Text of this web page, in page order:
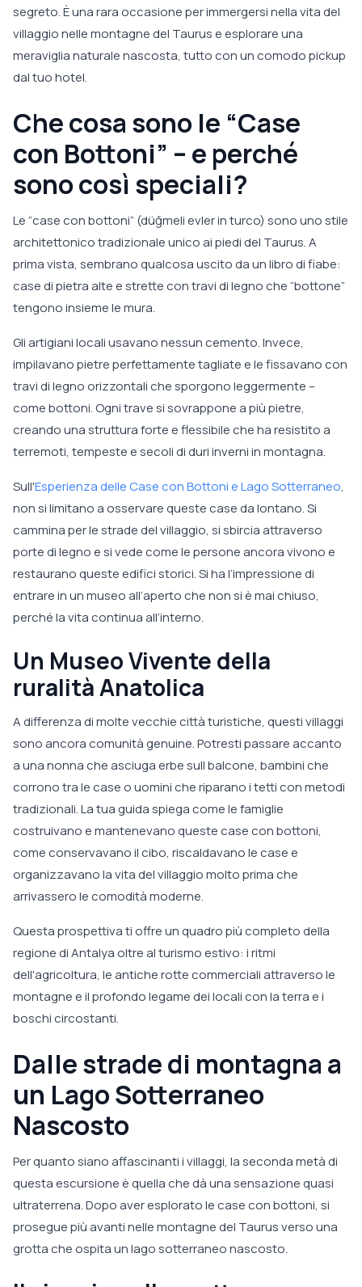
segreto. È una rara occasione per immergersi nella vita del
villaggio nelle montagne del Taurus e esplorare una
meraviglia naturale nascosta, tutto con un comodo pickup
dal tuo hotel.
Che cosa sono le “Case
con Bottoni” – e perché
sono così speciali?
Le “case con bottoni” (düğmeli evler in turco) sono uno stile
architettonico tradizionale unico ai piedi del Taurus. A
prima vista, sembrano qualcosa uscito da un libro di fiabe:
case di pietra alte e strette con travi di legno che “bottone”
tengono insieme le mura.
Gli artigiani locali usavano nessun cemento. Invece,
impilavano pietre perfettamente tagliate e le fissavano con
travi di legno orizzontali che sporgono leggermente –
come bottoni. Ogni trave si sovrappone a più pietre,
creando una struttura forte e flessibile che ha resistito a
terremoti, tempeste e secoli di duri inverni in montagna.
Sull'Esperienza delle Case con Bottoni e Lago Sotterraneo,
non si limitano a osservare queste case da lontano. Si
cammina per le strade del villaggio, si sbircia attraverso
porte di legno e si vede come le persone ancora vivono e
restaurano queste edifici storici. Si ha l’impressione di
entrare in un museo all’aperto che non si è mai chiuso,
perché la vita continua all’interno.
Un Museo Vivente della
ruralità Anatolica
A differenza di molte vecchie città turistiche, questi villaggi
sono ancora comunità genuine. Potresti passare accanto
a una nonna che asciuga erbe sull balcone, bambini che
corrono tra le case o uomini che riparano i tetti con metodi
tradizionali. La tua guida spiega come le famiglie
costruivano e mantenevano queste case con bottoni,
come conservavano il cibo, riscaldavano le case e
organizzavano la vita del villaggio molto prima che
arrivassero le comodità moderne.
Questa prospettiva ti offre un quadro più completo della
regione di Antalya oltre al turismo estivo: i ritmi
dell'agricoltura, le antiche rotte commerciali attraverso le
montagne e il profondo legame dei locali con la terra e i
boschi circostanti.
Dalle strade di montagna a
un Lago Sotterraneo
Nascosto
Per quanto siano affascinanti i villaggi, la seconda metà di
questa escursione è quella che dà una sensazione quasi
ultraterrena. Dopo aver esplorato le case con bottoni, si
prosegue più avanti nelle montagne del Taurus verso una
grotta che ospita un lago sotterraneo nascosto.